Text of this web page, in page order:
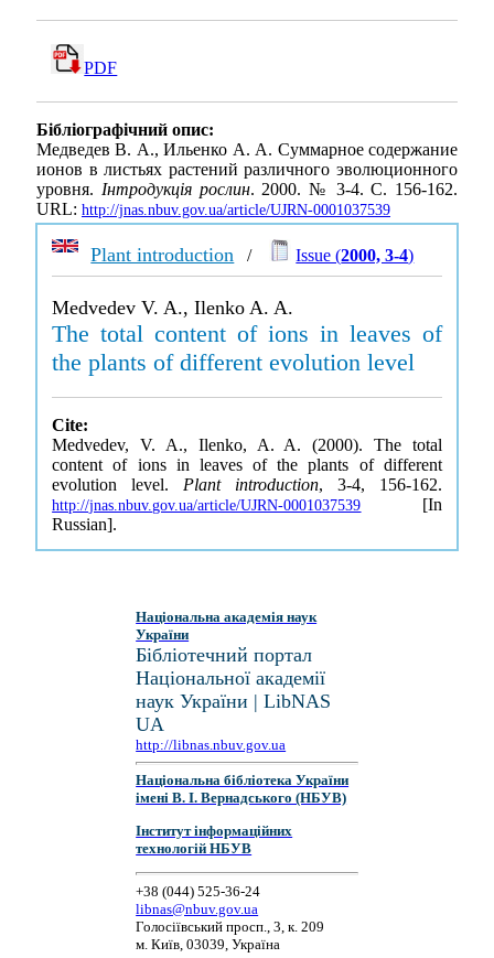
PDF
Бібліографічний опис:
Медведев В. А., Ильенко А. А. Суммарное содержание
ионов в листьях растений различного эволюционного
уровня. Інтродукція рослин. 2000. № 3-4. С. 156-162.
URL: http://jnas.nbuv.gov.ua/article/UJRN-0001037539
Plant introduction / Issue (2000, 3-4)
Medvedev V. A., Ilenko A. A.
The total content of ions in leaves of
the plants of different evolution level
Cite:
Medvedev, V. A., Ilenko, A. A. (2000). The total
content of ions in leaves of the plants of different
evolution level. Plant introduction, 3-4, 156-162.
http://jnas.nbuv.gov.ua/article/UJRN-0001037539 [In
Russian].
Національна академія наук
України
Бібліотечний портал
Національної академії
наук України | LibNAS
UA
http://libnas.nbuv.gov.ua
Національна бібліотека України
імені В. І. Вернадського (НБУВ)
Інститут інформаційних
технологій НБУВ
+38 (044) 525-36-24
libnas@nbuv.gov.ua
Голосіївський просп., 3, к. 209
м. Київ, 03039, Україна